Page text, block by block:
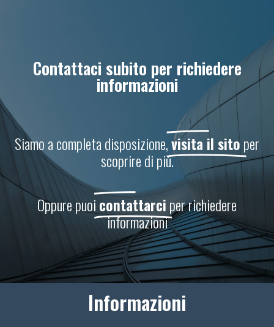
Contattaci subito per richiedere
informazioni
Siamo a completa disposizione,visita il sitoper
scoprire di più.
Oppure puoicontattarciper richiedere
informazioni
Informazioni